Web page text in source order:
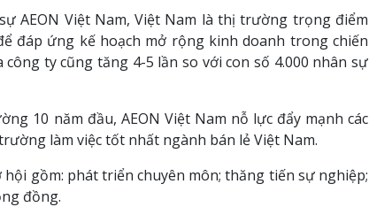
AEON Việt Nam, Việt Nam là thị trường trọng điểm
đáp ứng kế hoạch mở rộng kinh doanh trong chiến
ty cũng tăng 4-5 lần so với con số 4.000 nhân sự
10 năm đầu, AEON Việt Nam nỗ lực đẩy mạnh các
làm việc tốt nhất ngành bán lẻ Việt Nam.
gồm: phát triển chuyên môn; thăng tiến sự nghiệp;
đồng.